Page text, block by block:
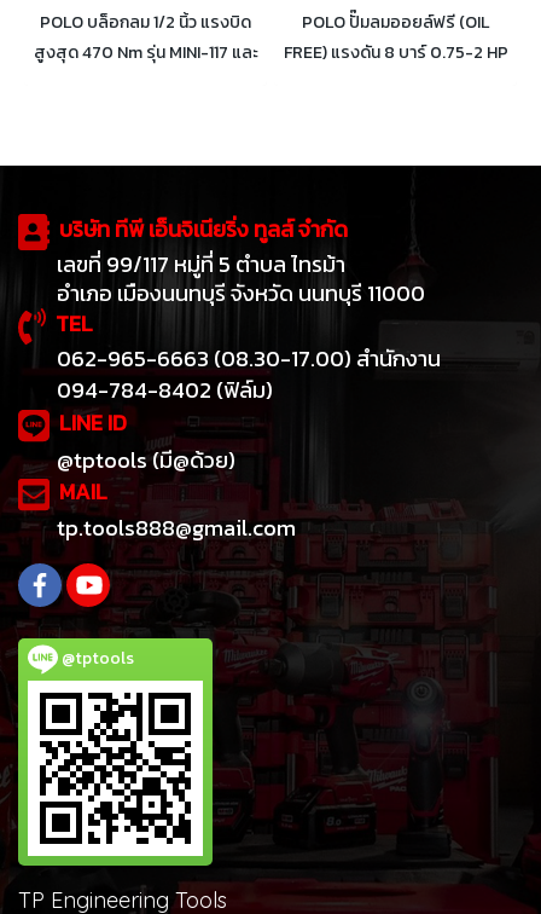
POLO บล็อกลม 1/2 นิ้ว แรงบิด
สูงสุด 470 Nm รุ่น MINI-117 และ
POLO ปั๊มลมออยล์ฟรี (OIL
FREE) แรงดัน 8 บาร์ 0.75-2 HP
บริษัท ทีพี เอ็นจิเนียริ่ง ทูลส์ จำกัด
เลขที่ 99/117 หมู่ที่ 5 ตำบล ไทรม้า
อำเภอ เมืองนนทบุรี จังหวัด นนทบุรี 11000
TEL
062-965-6663 (08.30-17.00) สำนักงาน
094-784-8402 (ฟิล์ม)
LINE ID
@tptools (มี@ด้วย)
MAIL
tp.tools888@gmail.com
@tptools
TP Engineering Tools